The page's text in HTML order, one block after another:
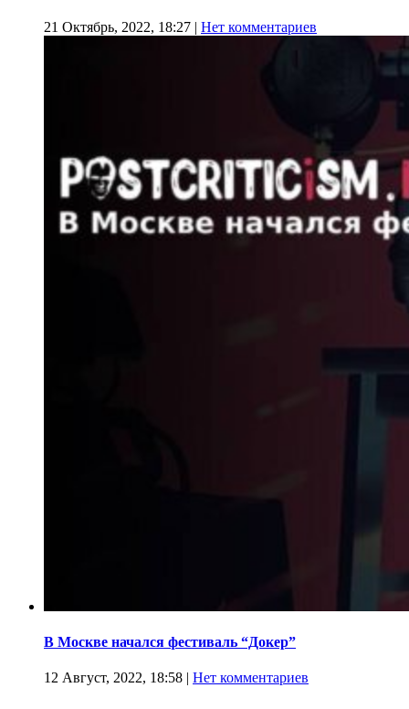
21 Октябрь, 2022, 18:27 | Нет комментариев
В Москве начался фестиваль “Докер”
12 Август, 2022, 18:58 | Нет комментариев